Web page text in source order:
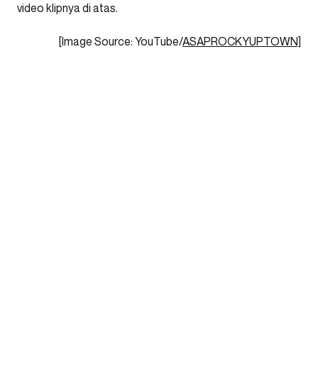
video klipnya di atas.
[Image Source: YouTube/ASAPROCKYUPTOWN]